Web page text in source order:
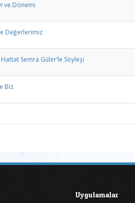
ve Dönemi
Değerlerimiz
Semra Güler‘le Söyleşi
Biz
Uygulamalar